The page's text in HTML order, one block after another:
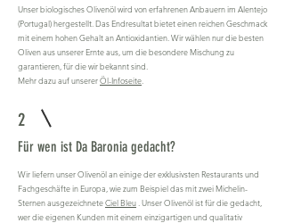
Unser biologisches Olivenöl wird von erfahrenen Anbauern im Alentejo
(Portugal) hergestellt. Das Endresultat bietet einen reichen Geschmack
mit einem hohen Gehalt an Antioxidantien. Wir wählen nur die besten
Oliven aus unserer Ernte aus, um die besondere Mischung zu
garantieren, für die wir bekannt sind.
Mehr dazu auf unsererÖl-Infoseite
2
Für wen ist Da Baronia gedacht?
Wir liefern unser Olivenöl an einige der exklusivsten Restaurants und
Fachgeschäfte in Europa, wie zum Beispiel das mit zwei Michelin-
Sternen ausgezeichneteCiel Bleu . Unser Olivenöl ist für die gedacht,
wer die eigenen Kunden mit einem einzigartigen und qualitativ